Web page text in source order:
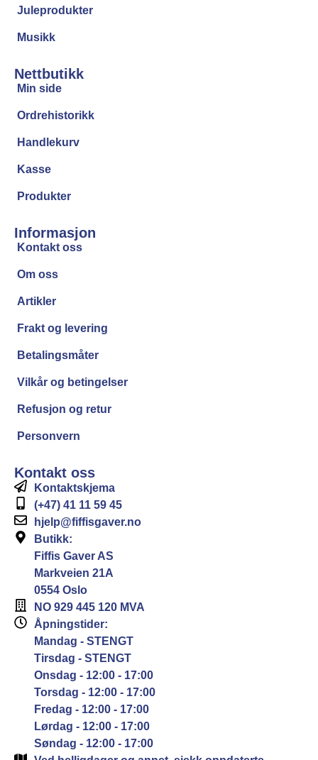
Juleprodukter
Musikk
Nettbutikk
Min side
Ordrehistorikk
Handlekurv
Kasse
Produkter
Informasjon
Kontakt oss
Om oss
Artikler
Frakt og levering
Betalingsmåter
Vilkår og betingelser
Refusjon og retur
Personvern
Kontakt oss
Kontaktskjema
(+47) 41 11 59 45
hjelp@fiffisgaver.no
Butikk:
Fiffis Gaver AS
Markveien 21A
0554 Oslo
NO 929 445 120 MVA
Åpningstider:
Mandag - STENGT
Tirsdag - STENGT
Onsdag - 12:00 - 17:00
Torsdag - 12:00 - 17:00
Fredag - 12:00 - 17:00
Lørdag - 12:00 - 17:00
Søndag - 12:00 - 17:00